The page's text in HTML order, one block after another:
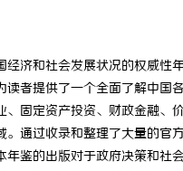
经济和社会发展状况的权威
者提供了一个全面了解中
固定资产投资、财政金融
。通过收录和整理了大量的
鉴的出版对于政府决策和